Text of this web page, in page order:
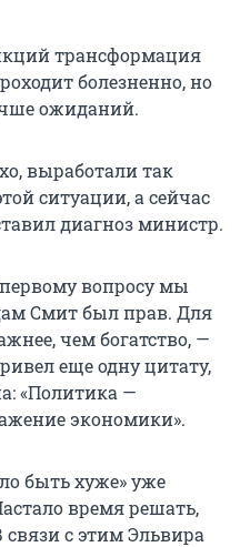
трансформация
болезненно, но
ожиданий.
выработали так
ситуации, а сейчас
диагноз министр.
вопросу мы
Смит был прав. Для
чем богатство, —
еще одну цитату,
«Политика —
экономики».
быть хуже» уже
время решать,
с этим Эльвира